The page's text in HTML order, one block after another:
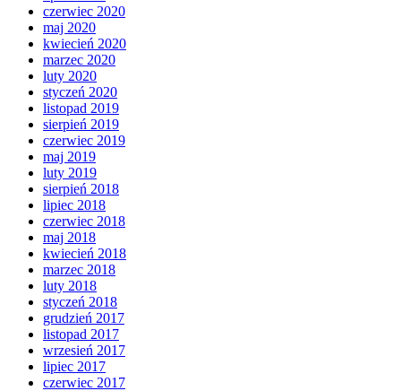
czerwiec 2020
maj 2020
kwiecień 2020
marzec 2020
luty 2020
styczeń 2020
listopad 2019
sierpień 2019
czerwiec 2019
maj 2019
luty 2019
sierpień 2018
lipiec 2018
czerwiec 2018
maj 2018
kwiecień 2018
marzec 2018
luty 2018
styczeń 2018
grudzień 2017
listopad 2017
wrzesień 2017
lipiec 2017
czerwiec 2017